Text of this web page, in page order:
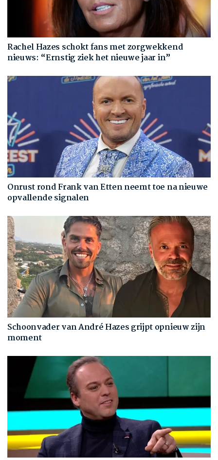
Rachel Hazes schokt fans met zorgwekkend
nieuws: “Ernstig ziek het nieuwe jaar in”
Onrust rond Frank van Etten neemt toe na nieuwe
opvallende signalen
Schoonvader van André Hazes grijpt opnieuw zijn
moment